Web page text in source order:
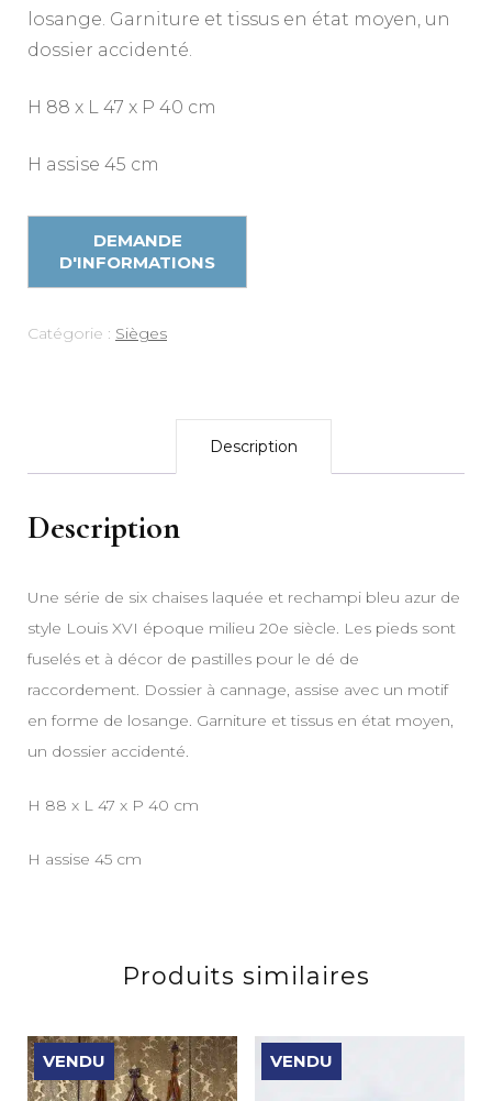
losange. Garniture et tissus en état moyen, un
dossier accidenté.
H 88 x L 47 x P 40 cm
H assise 45 cm
Catégorie : Sièges
Description
Description
Une série de six chaises laquée et rechampi bleu azur de
style Louis XVI époque milieu 20e siècle. Les pieds sont
fuselés et à décor de pastilles pour le dé de
raccordement. Dossier à cannage, assise avec un motif
en forme de losange. Garniture et tissus en état moyen,
un dossier accidenté.
H 88 x L 47 x P 40 cm
H assise 45 cm
Produits similaires
VENDU VENDU